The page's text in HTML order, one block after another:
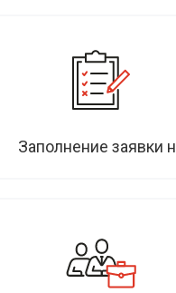
Заполнение заявки